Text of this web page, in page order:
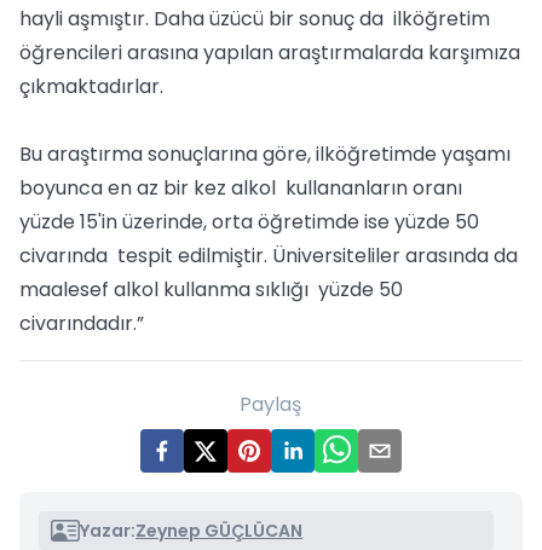
hayli aşmıştır. Daha üzücü bir sonuç da ilköğretim
öğrencileri arasına yapılan araştırmalarda karşımıza
çıkmaktadırlar.
Bu araştırma sonuçlarına göre, ilköğretimde yaşamı
boyunca en az bir kez alkol kullananların oranı
yüzde 15'in üzerinde, orta öğretimde ise yüzde 50
civarında tespit edilmiştir. Üniversiteliler arasında da
maalesef alkol kullanma sıklığı yüzde 50
civarındadır.”
Paylaş
Yazar:Zeynep GÜÇLÜCAN